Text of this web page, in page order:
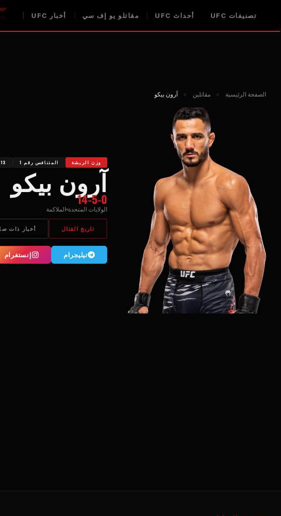
تصنيفات UFC أحداث UFC مقاتلو يو إف سي أخبار UFC
الصفحة الرئيسية > مقاتلين > آرون بيكو
وزن الريشة المتنافس رقم 1
آرون بيكو
14-5-0
الولايات المتحدة الملاكمة
تاريخ القتال أخبار ذات
تیلیجرام إنستغرام